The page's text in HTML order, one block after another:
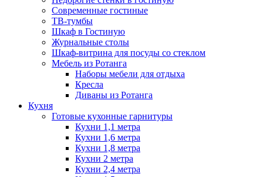
Современные гостиные
ТВ-тумбы
Шкаф в Гостиную
Журнальные столы
Шкаф-витрина для посуды со стеклом
Мебель из Ротанга
Наборы мебели для отдыха
Кресла
Диваны из Ротанга
Кухня
Готовые кухонные гарнитуры
Кухни 1,1 метра
Кухни 1,6 метра
Кухни 1,8 метра
Кухни 2 метра
Кухни 2,4 метра